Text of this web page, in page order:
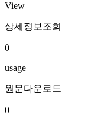
View
상세정보조회
0
usage
원문다운로드
0